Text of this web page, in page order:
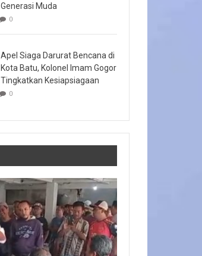
Generasi Muda
0
Apel Siaga Darurat Bencana di
Kota Batu, Kolonel Imam Gogor
Tingkatkan Kesiapsiagaan
0